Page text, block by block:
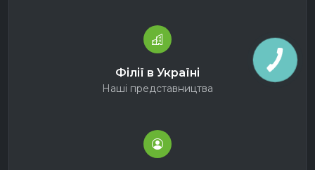
Філії в Україні
Наші представництва